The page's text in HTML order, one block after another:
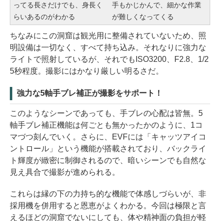
ってる長さだけでも、身長く
らいあるのがわかる
手もかじかんで、細かな作業
が難しくなってくる
ちなみにこの洞窟は観光用に整備されていないため、照
明設備は一切なく、すべて持ち込み。それなりに強力な
ライトで照射しているが、それでもISO3200、F2.8、1/2
5秒程度。撮影にはかなり厳しい明るさだ。
強力な5軸手ブレ補正が撮影をサポート！
このようなシーンであっても、手ブレの心配は皆無。5
軸手ブレ補正機能は何ごとも無かったかのように、1コ
マづつ刻んでいく。さらに、EVFには「キャッツアイコ
ントロール」という機能が搭載されており、バックライ
ト輝度が緻密に制御されるので、暗いシーンでも自然な
見え具合で撮影が進められる。
これらは縁の下の力持ち的な機能で体感しづらいが、非
採用機を併用すると恩恵がよくわかる。今回は極限と言
えるほどの洞窟でないにしても、体や精神面の負担が軽